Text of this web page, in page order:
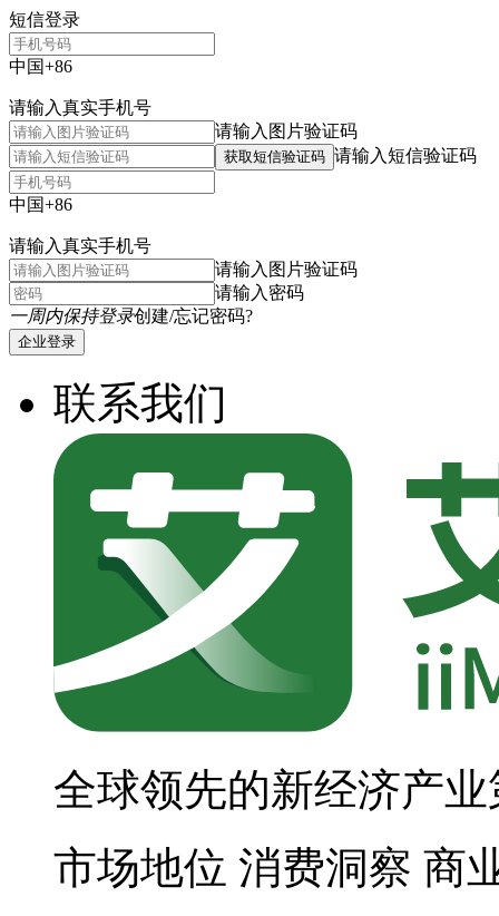
短信登录
中国+86
请输入真实手机号
请输入图片验证码
获取短信验证码 请输入短信验证码
中国+86
请输入真实手机号
请输入图片验证码
请输入密码
一周内保持登录创建/忘记密码?
企业登录
联系我们
全球领先的新经济产
市场地位 消费洞察 商